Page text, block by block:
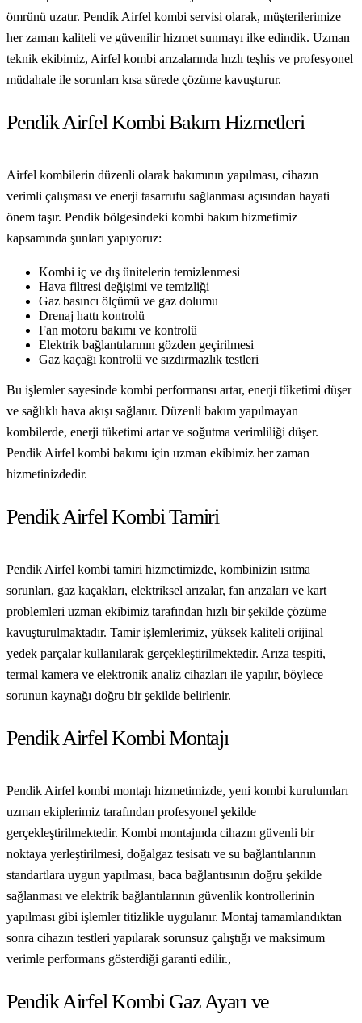
ömrünü uzatır. Pendik Airfel kombi servisi olarak, müşterilerimize
her zaman kaliteli ve güvenilir hizmet sunmayı ilke edindik. Uzman
teknik ekibimiz, Airfel kombi arızalarında hızlı teşhis ve profesyonel
müdahale ile sorunları kısa sürede çözüme kavuşturur.
Pendik Airfel Kombi Bakım Hizmetleri
Airfel kombilerin düzenli olarak bakımının yapılması, cihazın
verimli çalışması ve enerji tasarrufu sağlanması açısından hayati
önem taşır. Pendik bölgesindeki kombi bakım hizmetimiz
kapsamında şunları yapıyoruz:
Kombi iç ve dış ünitelerin temizlenmesi
Hava filtresi değişimi ve temizliği
Gaz basıncı ölçümü ve gaz dolumu
Drenaj hattı kontrolü
Fan motoru bakımı ve kontrolü
Elektrik bağlantılarının gözden geçirilmesi
Gaz kaçağı kontrolü ve sızdırmazlık testleri
Bu işlemler sayesinde kombi performansı artar, enerji tüketimi düşer
ve sağlıklı hava akışı sağlanır. Düzenli bakım yapılmayan
kombilerde, enerji tüketimi artar ve soğutma verimliliği düşer.
Pendik Airfel kombi bakımı için uzman ekibimiz her zaman
hizmetinizdedir.
Pendik Airfel Kombi Tamiri
Pendik Airfel kombi tamiri hizmetimizde, kombinizin ısıtma
sorunları, gaz kaçakları, elektriksel arızalar, fan arızaları ve kart
problemleri uzman ekibimiz tarafından hızlı bir şekilde çözüme
kavuşturulmaktadır. Tamir işlemlerimiz, yüksek kaliteli orijinal
yedek parçalar kullanılarak gerçekleştirilmektedir. Arıza tespiti,
termal kamera ve elektronik analiz cihazları ile yapılır, böylece
sorunun kaynağı doğru bir şekilde belirlenir.
Pendik Airfel Kombi Montajı
Pendik Airfel kombi montajı hizmetimizde, yeni kombi kurulumları
uzman ekiplerimiz tarafından profesyonel şekilde
gerçekleştirilmektedir. Kombi montajında cihazın güvenli bir
noktaya yerleştirilmesi, doğalgaz tesisatı ve su bağlantılarının
standartlara uygun yapılması, baca bağlantısının doğru şekilde
sağlanması ve elektrik bağlantılarının güvenlik kontrollerinin
yapılması gibi işlemler titizlikle uygulanır. Montaj tamamlandıktan
sonra cihazın testleri yapılarak sorunsuz çalıştığı ve maksimum
verimle performans gösterdiği garanti edilir.,
Pendik Airfel Kombi Gaz Ayarı ve